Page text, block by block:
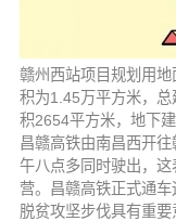
赣州西站项目规划用
积为1.45万平方米，
积2654平方米，地下
昌赣高铁由南昌西开
午八点多同时驶出，
营。昌赣高铁正式通
脱贫攻坚步伐具有重要